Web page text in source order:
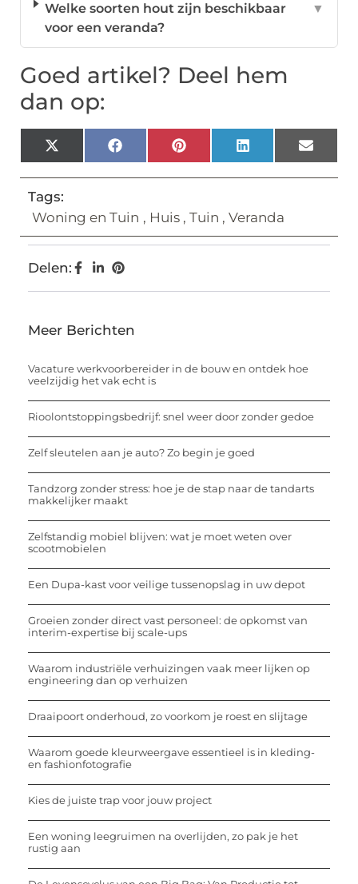
Welke soorten hout zijn beschikbaar
voor een veranda?
▼
Goed artikel? Deel hem
dan op:
X
(Twitter)
FacebookPinterestLinkedIn Email
Tags:
Woning en Tuin , Huis , Tuin , Veranda
Delen:
Meer Berichten
Vacature werkvoorbereider in de bouw en ontdek hoe
veelzijdig het vak echt is
Rioolontstoppingsbedrijf: snel weer door zonder gedoe
Zelf sleutelen aan je auto? Zo begin je goed
Tandzorg zonder stress: hoe je de stap naar de tandarts
makkelijker maakt
Zelfstandig mobiel blijven: wat je moet weten over
scootmobielen
Een Dupa-kast voor veilige tussenopslag in uw depot
Groeien zonder direct vast personeel: de opkomst van
interim-expertise bij scale-ups
Waarom industriële verhuizingen vaak meer lijken op
engineering dan op verhuizen
Draaipoort onderhoud, zo voorkom je roest en slijtage
Waarom goede kleurweergave essentieel is in kleding-
en fashionfotografie
Kies de juiste trap voor jouw project
Een woning leegruimen na overlijden, zo pak je het
rustig aan